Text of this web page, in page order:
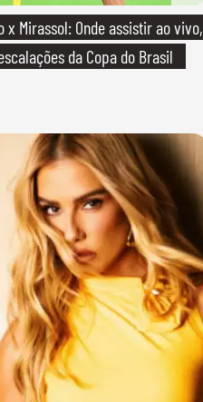
Mirassol: Onde assistir ao vivo,
da Copa do Brasil